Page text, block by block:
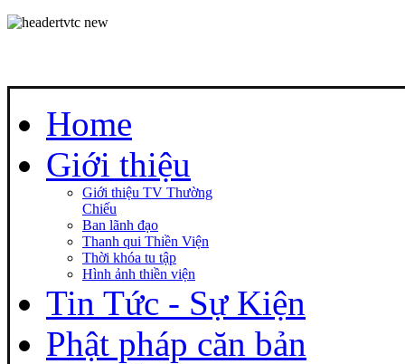
Home
Giới thiệu
Giới thiệu TV Thường
Chiếu
Ban lãnh đạo
Thanh qui Thiền Viện
Thời khóa tu tập
Hình ảnh thiền viện
Tin Tức - Sự Kiện
Phật pháp căn bản